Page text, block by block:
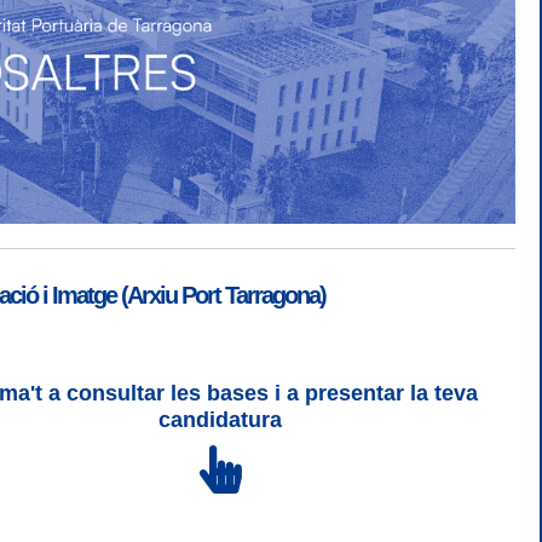
| Desconnectar
| CSS 3 | WCAG 2 i WW3C
i Imatge (Arxiu Port Tarragona)
a consultar les bases i a presentar la teva
candidatura